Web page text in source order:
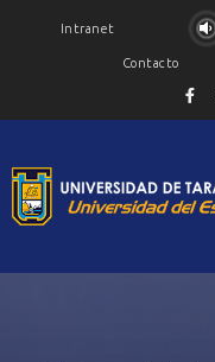
Intranet
Contacto